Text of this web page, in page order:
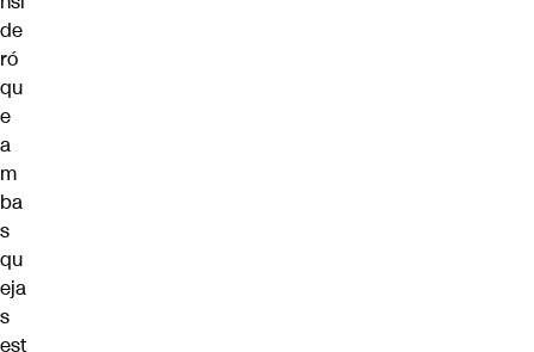
de
ró
qu
e
a
m
ba
s
qu
eja
s
est